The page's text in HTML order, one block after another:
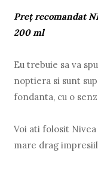
Preţ recomandat
200 ml
Eu trebuie sa va
noptiera si sunt
fondanta, cu o
Voi ati folosit Nivea
mare drag